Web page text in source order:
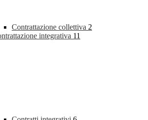
Contrattazione collettiva 2
integrativa 11